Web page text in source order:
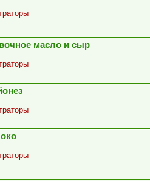
масло и сыр